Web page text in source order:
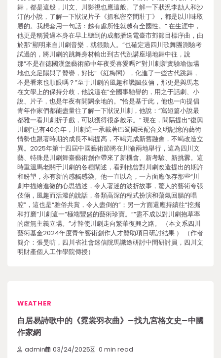
舞，都是這般，川文、川影視也應這般。了解一下狀況李劼人和沙
汀的小說，了解一下狀況片子《抓私密空間壯丁》，都是以川味取
勝的。我想套用一句話：越有處所性就越有全國性。” 在生涯中，
他更是稱贊過本身在早上聽到的成都播送電臺市郊節目標序曲，由
於那“顯明來自川劇音樂，就很動人。”也確定過四川歌舞團測驗考
試過的，將川劇的跳舞身材輸出到古代跳講座場地舞中往，說
那“不是在德國漢堡藝術節中年夜受喜愛嗎?”對川劇新實驗瑜伽場
地也充足賜與了贊譽，好比“《紅梅閣》，化進了一些古代跳舞，
不是看來也順眼嗎？”至于川劇的風趣和譏諷伎倆，那更是與馬老
在文學上的保持分歧，他說這在“全國事馳譽的，用之于話劇、小
說、片子，也是年夜有開闢余地的。”恰是基于此，他也一向提倡
青年作家們都能盡量往了解一下狀況川劇，他說：“寫短篇小說最
都雅一看川劇折子戲，可以獲得很多啟示。” 現在，間隔提出“復興
川劇”已有40余年，川劇這一承載著巴蜀國民配合文明記憶的藝術
情勢也跟著時期的成長不竭提高，不竭完成新舊融會，不竭改造立
異。2025年第十四屆中國藝術節將在川渝兩地舉行，這為四川文
藝、特殊是川劇舞臺藝術創作帶來了新機會、新考驗、新挑釁。這
時重溫馬老關于川劇的各種闡述，看到他曾對川劇改造提出的期許
和盼望，亦有新的感觸感染。他一直以為，一方面應保存那些“川
劇中描繪進微的心思描述，令人著迷的波折故事，驚人的藝術夸張
伎倆，風趣而活潑的說話，各類高深的程式扮演和蕩氣回腸的唱
腔”，這也是“雅俗共賞，令人盡倒的”；另一方面還應持續往“挖掘
和打磨”川劇這一“極端豐盛的藝術珍寶。”“盡不成以對川劇抱草率
的虛無主義立場。”才幹使川劇走向繁華復興之路。 （本文系四川
藝術基金2024年度青年藝術創作人才贊助項目研討結果 ） （作者
簡介：張旻昉，四川省社會迷信院馬識途研討中間研討員，四川文
明財產個人工作學院傳授）
WEATHER
白居易詩歌中的《霓裳羽衣曲》–找九宮格文史–中國
作家網
admin 03/24/2025 0 min read